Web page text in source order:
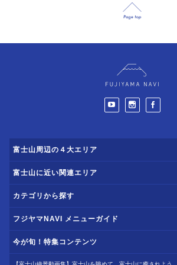
富士山周辺の４大エリア
富士山に近い関連エリア
カテゴリから探す
フジヤマNAVI メニューガイド
今が旬！特集コンテンツ